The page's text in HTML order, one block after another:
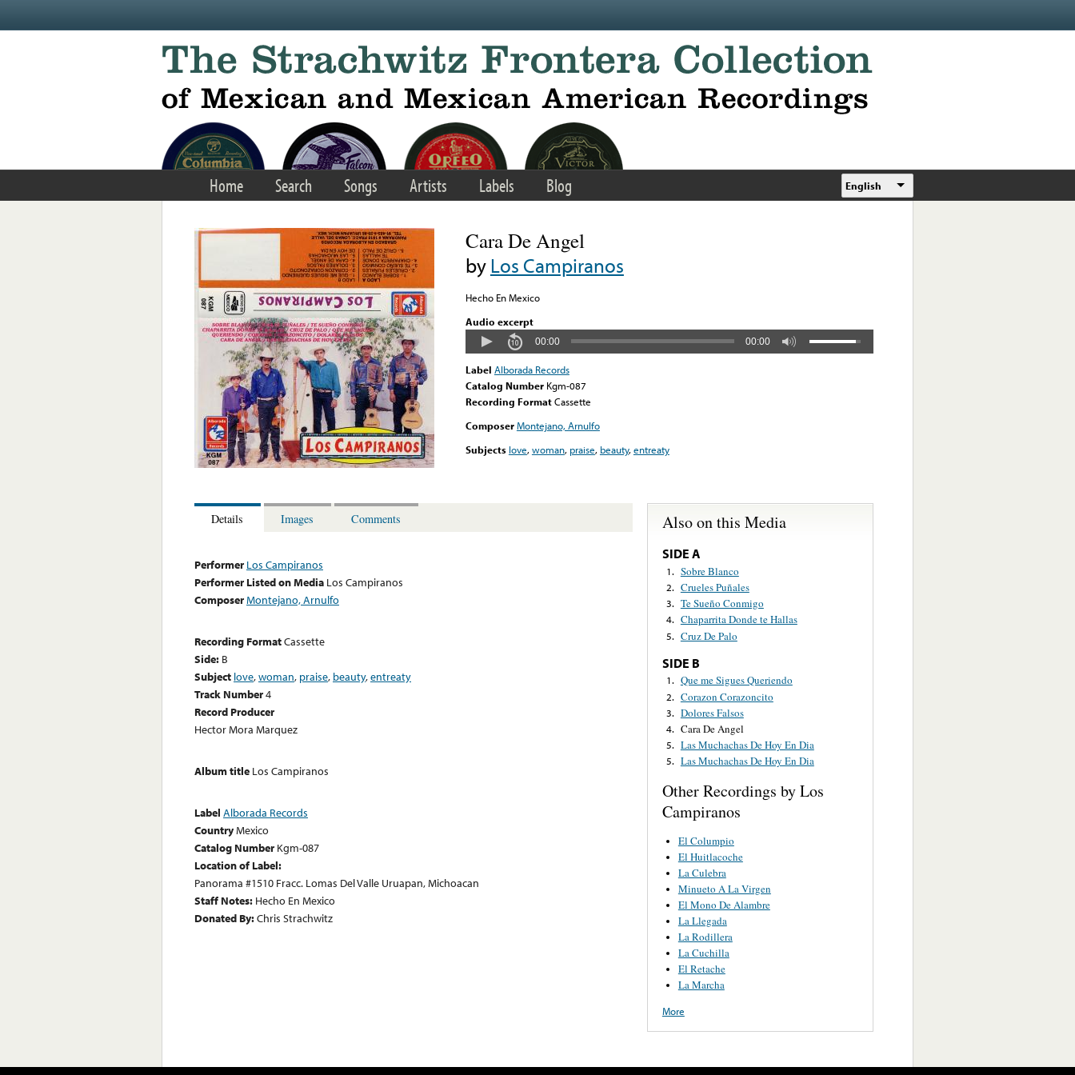
Home Search Songs Artists Labels Blog English
Cara De Angel
byLos Campiranos
Hecho En Mexico
Audio excerpt
00:00 00:00
Label Alborada Records
Catalog Number Kgm-087
Recording FormatCassette
ComposerMontejano, Arnulfo
Subjects love,woman, praise, beauty,entreaty
Details Images Comments
Performer Los Campiranos
Performer Listed on Media Los Campiranos
ComposerMontejano, Arnulfo
Recording FormatCassette
Side: B
Subject love,woman, praise, beauty,entreaty
Track Number4
Record Producer
Hector Mora Marquez
Album title Los Campiranos
Label Alborada Records
CountryMexico
Catalog Number Kgm-087
Location of Label:
Panorama #1510 Fracc. Lomas Del Valle Uruapan, Michoacan
Staff Notes: Hecho En Mexico
Donated By:Chris Strachwitz
Also on this Media
SIDE A
1. Sobre Blanco
2. Crueles Puñales
3. Te Sueño Conmigo
4. Chaparrita Donde te Hallas
5. Cruz De Palo
SIDE B
1. Que me Sigues Queriendo
2. Corazon Corazoncito
3. Dolores Falsos
4. Cara De Angel
5. Las Muchachas De Hoy En Dia
5. Las Muchachas De Hoy En Dia
Other Recordings by Los
Campiranos
El Columpio
El Huitlacoche
La Culebra
Minueto A La Virgen
El Mono De Alambre
La Llegada
La Rodillera
La Cuchilla
El Retache
La Marcha
More